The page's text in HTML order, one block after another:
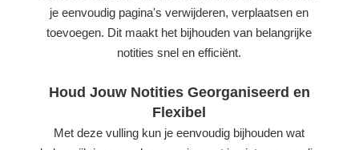
je eenvoudig pagina's verwijderen, verplaatsen en
toevoegen. Dit maakt het bijhouden van belangrijke
notities snel en efficiënt.
Houd Jouw Notities Georganiseerd en
Flexibel
Met deze vulling kun je eenvoudig bijhouden wat